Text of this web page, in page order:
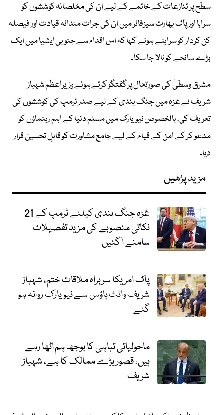
سطح پر تنازعات کے خاتمے کے لیے ان کی مخلصانہ کوششوں کو
سراہا اور پاک بھارت سیزفائر میں ان کی جرات مندانہ قیادت اور فیصلہ
کن کردار کو سراہتے ہوئے کہا کہ اس اقدام سے جنوبی ایشیا میں ایک
بڑے سانحے کو ٹالا جا سکا۔
مشرق وسطیٰ کی صورتحال پر گفتگو کرتے ہوئے وزیراعظم شہباز
شریف نے غزہ میں جنگ بندی کے لیے صدر ٹرمپ کی کوششوں کی
تعریف کی، بالخصوص نیویارک میں مسلم دنیا کے اہم رہنماؤں کو
مدعو کر کے امن کے قیام کے لیے جامع مشاورت کو قابلِ تحسین قرار
دیا۔
مزید پڑھیں
غزہ جنگ بندی کیلئے ٹرمپ کے 21
نکاتی منصوبے کی مزید تفصیلات
سامنے آگئیں
پاک امریکا سربراہ ملاقات ختم، شہباز
شریف وائٹ ہاؤس سے نیویارک روانہ ہو
گئے
ماحولیاتی تباہی کا بوجھ ہم اٹھا رہے
ہیں، قصور بڑے ممالک کا ہے، شہباز
شریف